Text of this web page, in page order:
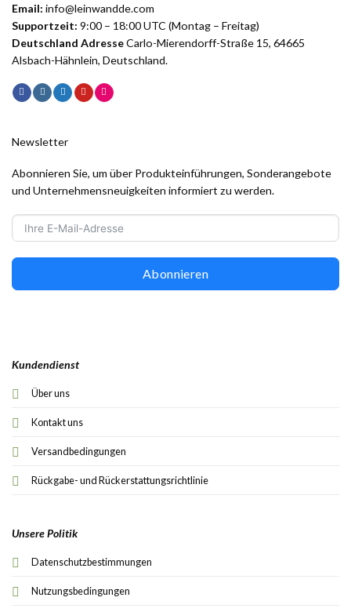
Email: info@leinwandde.com
Supportzeit: 9:00 – 18:00 UTC (Montag – Freitag)
Deutschland AdresseCarlo-Mierendorff-Straße 15, 64665
Alsbach-Hähnlein, Deutschland.
Kundendienst
Über uns
Kontakt uns
Versandbedingungen
Rückgabe- und Rückerstattungsrichtlinie
Unsere Politik
Datenschutzbestimmungen
Nutzungsbedingungen
Newsletter
Abonnieren Sie, um über Produkteinführungen, Sonderangebote
und Unternehmensneuigkeiten informiert zu werden.
Abonnieren